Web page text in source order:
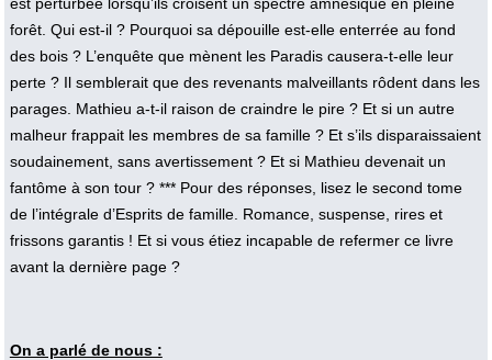
forêt. Qui est-il ? Pourquoi sa dépouille est-elle enterrée au fond
des bois ? L’enquête que mènent les Paradis causera-t-elle leur
perte ? Il semblerait que des revenants malveillants rôdent dans les
parages. Mathieu a-t-il raison de craindre le pire ? Et si un autre
malheur frappait les membres de sa famille ? Et s’ils disparaissaient
soudainement, sans avertissement ? Et si Mathieu devenait un
fantôme à son tour ? *** Pour des réponses, lisez le second tome
de l’intégrale d’Esprits de famille. Romance, suspense, rires et
frissons garantis ! Et si vous étiez incapable de refermer ce livre
avant la dernière page ?
On a parlé de nous :